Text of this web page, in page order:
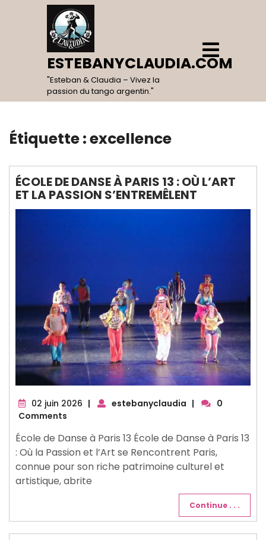
ESTEBANYCLAUDIA.COM
"Esteban & Claudia – Vivez la
passion du tango argentin."
Open
Menu
Étiquette :excellence
ÉCOLE DE DANSE À PARIS 13 : OÙ L’ART
ET LA PASSION S’ENTREMÊLENT
02 juin 2026 02
| estebanyclaudia |
0
Comments
École de Danse à Paris 13 École de Danse à Paris 13
: Où la Passion et l’Art se Rencontrent Paris,
connue pour son riche patrimoine culturel et
artistique, abrite
Continue . . .